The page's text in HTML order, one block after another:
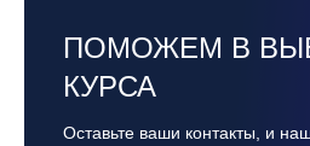
ПОМОЖЕМ В
КУРСА
Оставьте ваши контакты, и